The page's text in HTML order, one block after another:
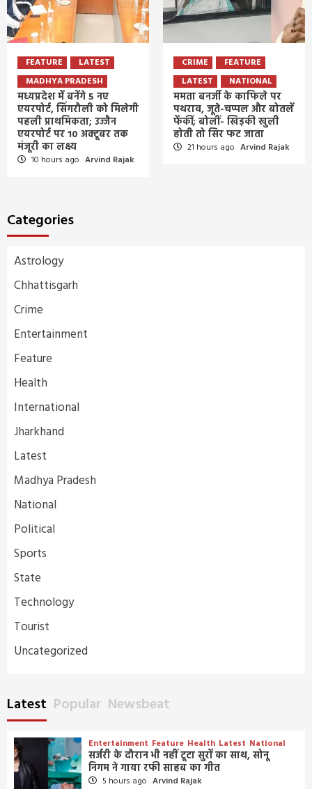
FEATURE
LATEST
MADHYA PRADESH
मध्यप्रदेश में बनेंगे 5 नए
एयरपोर्ट, सिंगरौली को मिलेगी
पहली प्राथमिकता; उज्जैन
एयरपोर्ट पर 10 अक्टूबर तक
मंजूरी का लक्ष्य
10 hours ago Arvind Rajak
CRIME
FEATURE
LATEST
NATIONAL
ममता बनर्जी के काफिले पर
पथराव, जूते-चप्पल और बोतलें
फेंकीं; बोलीं- खिड़की खुली
होती तो सिर फट जाता
21 hours ago Arvind Rajak
Categories
Astrology
Chhattisgarh
Crime
Entertainment
Feature
Health
International
Jharkhand
Latest
Madhya Pradesh
National
Political
Sports
State
Technology
Tourist
Uncategorized
Latest Popular Newsbeat
Entertainment Feature Health Latest National
सर्जरी के दौरान भी नहीं टूटा सुरों का साथ, सोनू
निगम ने गाया रफी साहब का गीत
5 hours ago Arvind Rajak